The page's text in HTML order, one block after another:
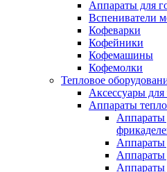
Аппараты для
Вспениватели
Кофеварки
Кофейники
Кофемашины
Кофемолки
Тепловое
Аксессуары для
Аппараты
Аппараты
Аппараты
Аппараты
Аппараты